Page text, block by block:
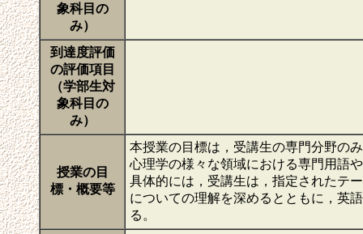
象科目の
み）
到達度評価
の評価項目
（学部生対
象科目の
み）
授業の目
標・概要等
本授業の目標は，受講生の専門分野の
心理学の様々な領域における専門用語
具体的には，受講生は，指定されたテ
についての理解を深めるとともに，英
る。